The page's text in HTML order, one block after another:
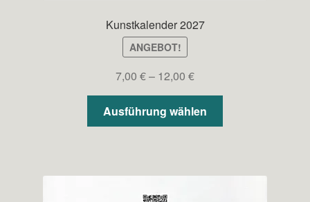
Kunstkalender 2027
ANGEBOT!
7,00 €– 12,00 €Preisspanne:
7,00 €
bis
12,00 €
Ausführung wählen
Varianten